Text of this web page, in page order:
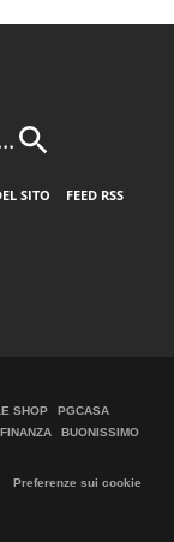
SITO
FEED RSS
SHOP
PGCASA
BUONISSIMO
Preferenze sui cookie